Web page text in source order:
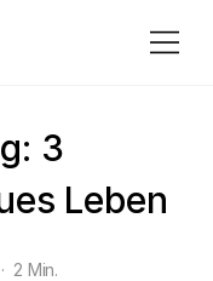
3
Leben
2 Min.